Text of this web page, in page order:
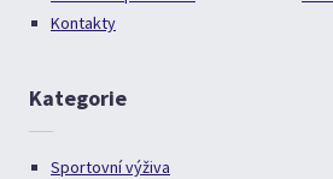
Kontakty
Kategorie
Sportovní výživa